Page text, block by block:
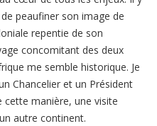
peaufiner son image de
repentie de son
concomitant des deux
me semble historique. Je
Chancelier et un Président
manière, une visite
autre continent.